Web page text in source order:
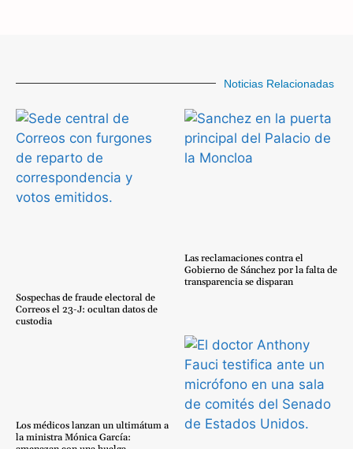
Noticias Relacionadas
Sospechas de fraude electoral de
Correos el 23-J: ocultan datos de
custodia
Las reclamaciones contra el
Gobierno de Sánchez por la falta de
transparencia se disparan
Los médicos lanzan un ultimátum a
la ministra Mónica García: